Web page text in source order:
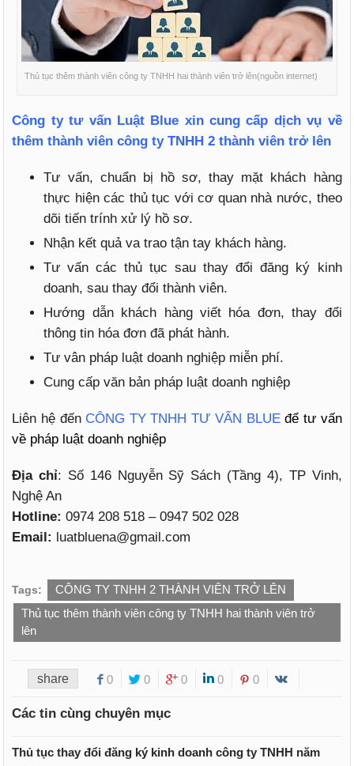
Thủ tục thêm thành viên công ty TNHH hai thành viên trở lên(nguồn internet)
Công ty tư vấn Luật Blue xin cung cấp dịch vụ về
thêm thành viên công ty TNHH 2 thành viên trở lên
Tư vấn, chuẩn bị hồ sơ, thay mặt khách hàng
thực hiện các thủ tục với cơ quan nhà nước, theo
dõi tiến trính xử lý hồ sơ.
Nhận kết quả va trao tận tay khách hàng.
Tư vấn các thủ tục sau thay đổi đăng ký kinh
doanh, sau thay đổi thành viên.
Hướng dẫn khách hàng viết hóa đơn, thay đổi
thông tin hóa đơn đã phát hành.
Tư vân pháp luật doanh nghiệp miễn phí.
Cung cấp văn bản pháp luật doanh nghiệp
Liên hệ đến CÔNG TY TNHH TƯ VẤN BLUEđể tư vấn
về pháp luật doanh nghiệp
Địa chỉ: Số 146 Nguyễn Sỹ Sách (Tầng 4), TP Vinh,
Nghệ An
Hotline: 0974 208 518 – 0947 502 028
Email: luatbluena@gmail.com
Tags:
CÔNG TY TNHH 2 THÀNH VIÊN TRỞ LÊN
Thủ tục thêm thành viên công ty TNHH hai thành viên trở
lên
share 0 0 0 0 0
Các tin cùng chuyên mục
Thủ tục thay đổi đăng ký kinh doanh công ty TNHH năm